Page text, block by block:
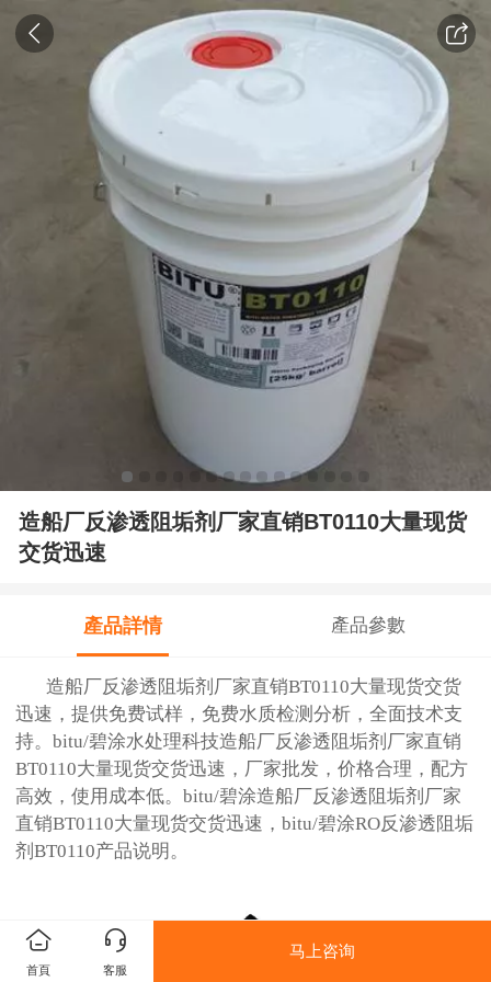
造船厂反渗透阻垢剂厂家直销BT0110大量现货
交货迅速
產品詳情 產品參數
造船厂反渗透阻垢剂厂家直销BT0110大量现货交货
迅速，提供免费试样，免费水质检测分析，全面技术支
持。bitu/碧涂水处理科技造船厂反渗透阻垢剂厂家直销
BT0110大量现货交货迅速，厂家批发，价格合理，配方
高效，使用成本低。 bitu/碧涂造船厂反渗透阻垢剂厂家
直销BT0110大量现货交货迅速， bitu/碧涂RO反渗透阻垢
剂BT0110产品说明。
首頁 客服
马上咨询